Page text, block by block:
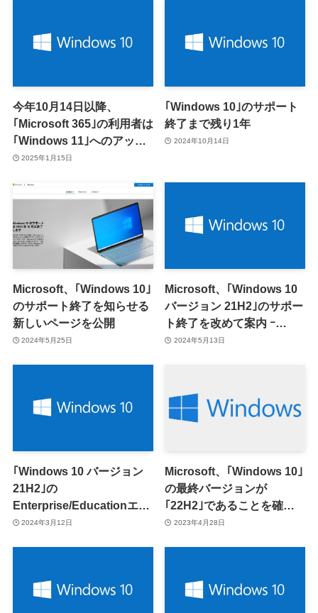
今年10月14日以降、
｢Microsoft 365｣の利用者は
｢Windows 11｣へのアップ
グレードが必須に ｰ
はサポート終了へ
2025年1月15日
｢Windows 10｣のサポート
終了まで残り1年
2024年10月14日
Microsoft、｢Windows 10｣
のサポート終了を知らせる
新しいページを公開
2024年5月25日
Microsoft、｢Windows 10
バージョン 21H2｣のサポー
ト終了を改めて案内 ｰ
Enterprise/Educationエデ
2024年5月13日
｢Windows 10 バージョン
21H2｣の
Enterprise/Educationエデ
ィション、今年6月11日で
2024年3月12日
Microsoft、｢Windows 10｣
の最終バージョンが
｢22H2｣であることを確認 −
｢Windows 11 LTSC｣は
2023年4月28日